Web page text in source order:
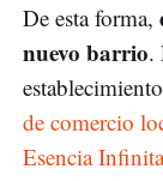
De esta forma,
nuevo barrio.
de comercio
Esencia Infinita